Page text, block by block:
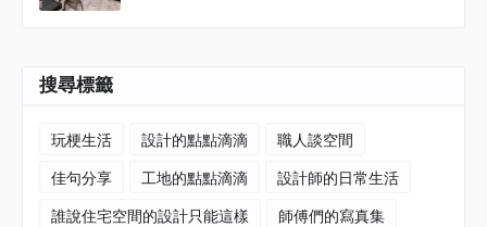
搜尋標籤
玩梗生活 設計的點點滴滴
職人談空間
佳句分享
工地的點點滴滴
設計師的日常生活
誰說住宅空間的設計只能這樣
師傅們的寫真集